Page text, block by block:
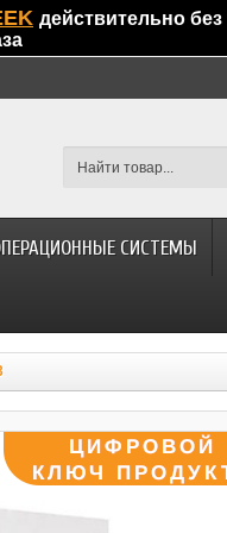
действительно без
СИСТЕМЫ